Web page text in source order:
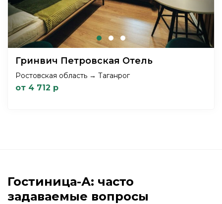
Гринвич Петровская Отель
Ростовская область → Таганрог
от 4 712 р
Гостиница-А: часто
задаваемые вопросы